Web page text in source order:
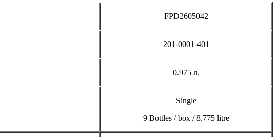
FPD2605042
201-0001-401
0.975 л.
Single
9 Bottles / box / 8.775 litre